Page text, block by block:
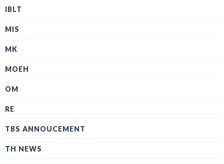
IBLT
MIS
MK
MOEH
OM
RE
TBS ANNOUCEMENT
TH NEWS